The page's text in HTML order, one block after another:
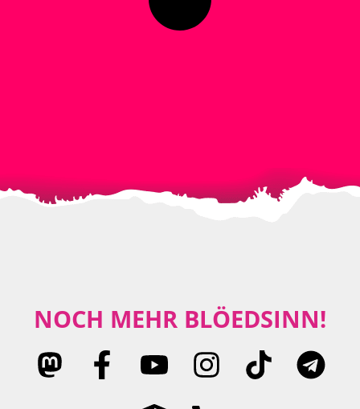
NOCH MEHR BLÖEDSINN!